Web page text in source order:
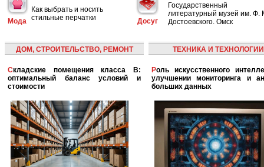
Мода
Как выбрать и носить
стильные перчатки
Досуг
Государственный
литературный музей им. Ф.
Достоевского. Омск
ДОМ, СТРОИТЕЛЬСТВО, РЕМОНТ
Складские помещения класса B:
оптимальный баланс условий и
стоимости
ТЕХНИКА И ТЕХНОЛОГИИ
Роль искусственного интеллекта в
улучшении мониторинга и
больших данных